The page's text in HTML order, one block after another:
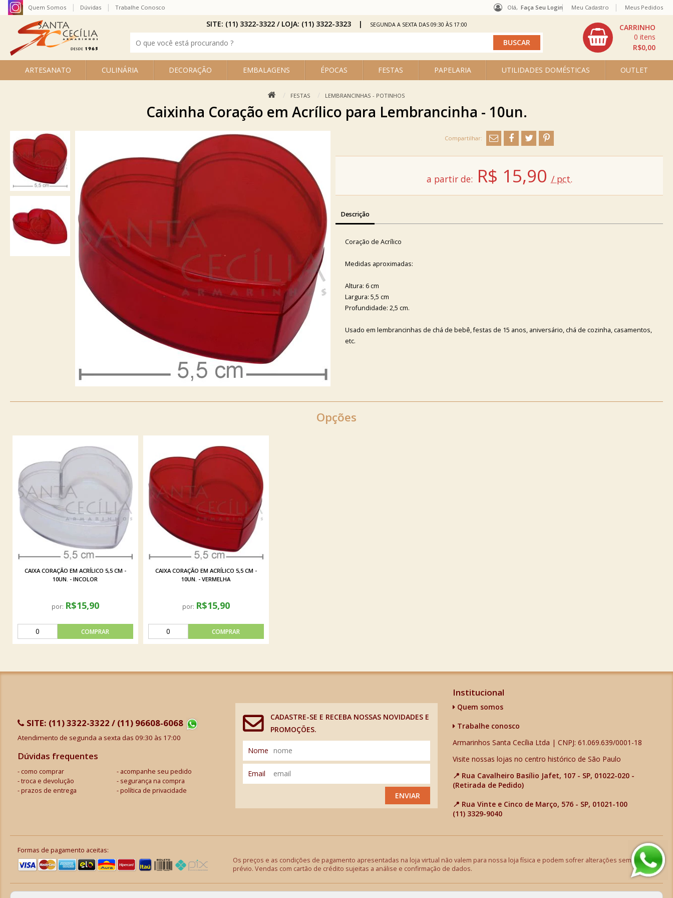
Olá, Faça Seu Login
ARTESANATO CULINÁRIA DECORAÇÃO EMBALAGENS ÉPOCAS FESTAS PAPELARIA UTILIDADES DOMÉSTICAS OUTLET
R$0,00
0
Quem Somos Dúvidas Trabalhe Conosco Meu Cadastro Meus Pedidos
SITE: (11) 3322-3322 / LOJA: (11) 3322-3323 SEGUNDA A SEXTA DAS 09:30 ÀS 17:00
FESTAS LEMBRANCINHAS - POTINHOS
Caixinha Coração em Acrílico para Lembrancinha - 10un.
a partir de: R$ 15,90 / pct.
Descrição
Coração de Acrílico
Medidas aproximadas:
Altura: 6 cm
Largura: 5,5 cm
Profundidade: 2,5 cm.
Usado em lembrancinhas de chá de bebê, festas de 15 anos, aniversário, chá de cozinha, casamentos,
etc.
Opções
CAIXA CORAÇÃO EM ACRÍLICO 5,5 CM -
10UN. - INCOLOR
por: R$15,90
CAIXA CORAÇÃO EM ACRÍLICO 5,5 CM -
10UN. - VERMELHA
por: R$15,90
SITE: (11) 3322-3322 / (11) 96608-6068
Atendimento de segunda a sexta das 09:30 às 17:00
Dúvidas frequentes
como comprar
acompanhe seu pedido
troca e devolução
segurança na compra
prazos de entrega
política de privacidade
CADASTRE-SE E RECEBA NOSSAS NOVIDADES E
PROMOÇÕES.
Nome
Email
ENVIAR
Institucional
Quem somos
Trabalhe conosco
Armarinhos Santa Cecília Ltda | CNPJ: 61.069.639/0001-18
Visite nossas lojas no centro histórico de São Paulo
📍 Rua Cavalheiro Basílio Jafet, 107 - SP, 01022-020 -
(Retirada de Pedido)
📍 Rua Vinte e Cinco de Março, 576 - SP, 01021-100
(11) 3329-9040
Formas de pagamento aceitas:
Os preços e as condições de pagamento apresentadas na loja virtual não valem para nossa loja física e podem sofrer alterações sem aviso
prévio. Vendas com cartão de crédito sujeitas a análise e confirmação de dados.